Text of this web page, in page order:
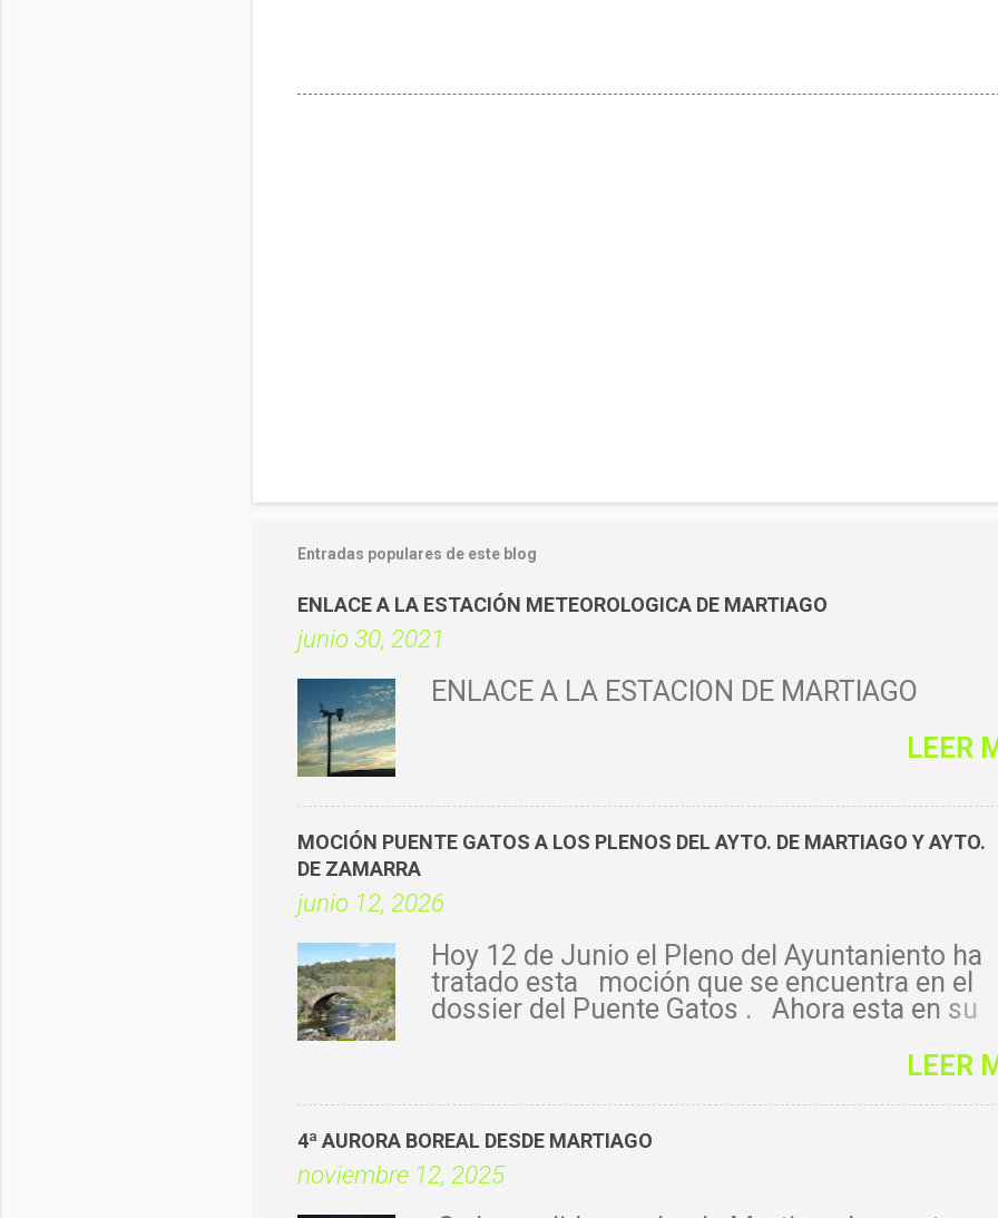
Entradas populares de este blog
ENLACE A LA ESTACIÓN METEOROLOGICA DE MARTIAGO
junio 30, 2021
ENLACE A LA ESTACIÓN DE MARTIAGO
LEER
MOCIÓN PUENTE GATOS A LOS PLENOS DEL AYTO. DE MARTIAGO Y AYTO.
DE ZAMARRA
junio 12, 2026
Hoy 12 de Junio el Pleno del Ayuntaniento ha
tratado esta moción que se encuentra en el
dossier del Puente Gatos . Ahora esta en su
hay seguro y que permanecerá en el tiempo
ninguna actuación no auguro que las
generaciones futuras lo conozcan tal y como
encuentra ahora. Contenido de la moción :
Florencio Rodríguez Vallejo, vecino de
LEER
4ª AURORA BOREAL DESDE MARTIAGO
noviembre 12, 2025